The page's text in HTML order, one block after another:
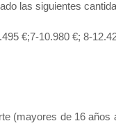
las siguientes
€;7-10.980 €; 8-
(mayores de 16 años